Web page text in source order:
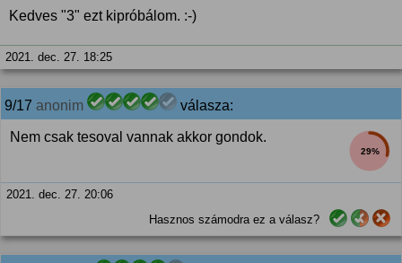
Kedves "3" ezt kipróbálom. :-)
2021. dec. 27. 18:25
9/17 anonim válasza:
29%
Nem csak tesoval vannak akkor gondok.
2021. dec. 27. 20:06
Hasznos számodra ez a válasz?